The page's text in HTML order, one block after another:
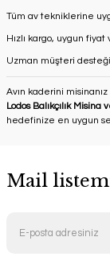
Tüm av tekniklerine
Hızlı kargo, uygun
Uzman müşteri
Avın kaderini
Lodos Balıkçılık
hedefinize en uygun
Mail